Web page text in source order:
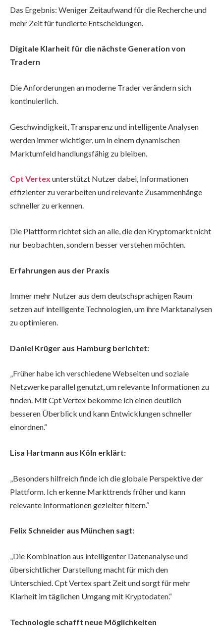
Das Ergebnis: Weniger Zeitaufwand für die Recherche und
mehr Zeit für fundierte Entscheidungen.
Digitale Klarheit für die nächste Generation von
Tradern
Die Anforderungen an moderne Trader verändern sich
kontinuierlich.
Geschwindigkeit, Transparenz und intelligente Analysen
werden immer wichtiger, um in einem dynamischen
Marktumfeld handlungsfähig zu bleiben.
Cpt Vertex unterstützt Nutzer dabei, Informationen
effizienter zu verarbeiten und relevante Zusammenhänge
schneller zu erkennen.
Die Plattform richtet sich an alle, die den Kryptomarkt nicht
nur beobachten, sondern besser verstehen möchten.
Erfahrungen aus der Praxis
Immer mehr Nutzer aus dem deutschsprachigen Raum
setzen auf intelligente Technologien, um ihre Marktanalysen
zu optimieren.
Daniel Krüger aus Hamburg berichtet:
„Früher habe ich verschiedene Webseiten und soziale
Netzwerke parallel genutzt, um relevante Informationen zu
finden. Mit Cpt Vertex bekomme ich einen deutlich
besseren Überblick und kann Entwicklungen schneller
einordnen.“
Lisa Hartmann aus Köln erklärt:
„Besonders hilfreich finde ich die globale Perspektive der
Plattform. Ich erkenne Markttrends früher und kann
relevante Informationen gezielter filtern.“
Felix Schneider aus München sagt:
„Die Kombination aus intelligenter Datenanalyse und
übersichtlicher Darstellung macht für mich den
Unterschied. Cpt Vertex spart Zeit und sorgt für mehr
Klarheit im täglichen Umgang mit Kryptodaten.“
Technologie schafft neue Möglichkeiten